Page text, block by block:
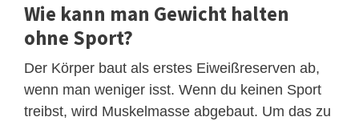
Wie kann man Gewicht halten
ohne Sport?
Der Körper baut als erstes Eiweißreserven ab,
wenn man weniger isst. Wenn du keinen Sport
treibst, wird Muskelmasse abgebaut. Um das zu